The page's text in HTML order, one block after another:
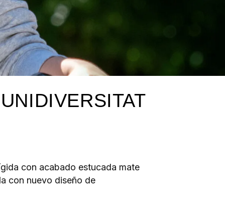
con acabado estucada mate
con nuevo diseño de